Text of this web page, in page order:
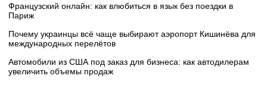
Французский онлайн: как влюбиться в язык без поездки в
Париж
Почему украинцы всё чаще выбирают аэропорт Кишинёва для
международных перелётов
Автомобили из США под заказ для бизнеса: как автодилерам
увеличить объемы продаж